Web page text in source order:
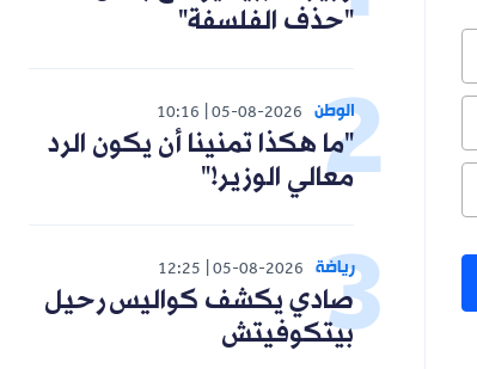
"حذف الفلسفة"
الوطن 05-08-2026
10:16
"ما هكذا تمنينا أن يكون الرد
معالي الوزير!"
رياضة 05-08-2026
12:25
صادي يكشف كواليس رحيل
بيتكوفيتش